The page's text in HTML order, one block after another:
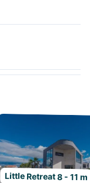
Little Retreat 8 - 11 m